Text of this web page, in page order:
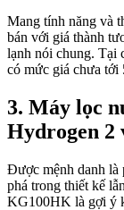
Mang tính năng và
bán với giá thành
lạnh nói chung. Tại
có mức giá chưa tới
3. Máy lọc
Hydrogen 2
Được mệnh danh là
phá trong thiết kế
KG100HK là gợi ý